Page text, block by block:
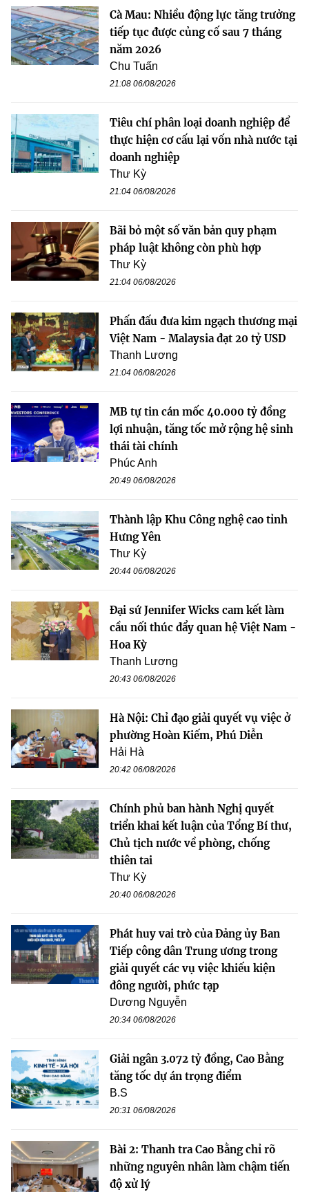
Cà Mau: Nhiều động lực tăng trưởng
tiếp tục được củng cố sau 7 tháng
năm 2026
Chu Tuấn
21:08 06/08/2026
Tiêu chí phân loại doanh nghiệp để
thực hiện cơ cấu lại vốn nhà nước tại
doanh nghiệp
Thư Kỳ
21:04 06/08/2026
Bãi bỏ một số văn bản quy phạm
pháp luật không còn phù hợp
Thư Kỳ
21:04 06/08/2026
Phấn đấu đưa kim ngạch thương mại
Việt Nam - Malaysia đạt 20 tỷ USD
Thanh Lương
21:04 06/08/2026
MB tự tin cán mốc 40.000 tỷ đồng
lợi nhuận, tăng tốc mở rộng hệ sinh
thái tài chính
Phúc Anh
20:49 06/08/2026
Thành lập Khu Công nghệ cao tỉnh
Hưng Yên
Thư Kỳ
20:44 06/08/2026
Đại sứ Jennifer Wicks cam kết làm
cầu nối thúc đẩy quan hệ Việt Nam -
Hoa Kỳ
Thanh Lương
20:43 06/08/2026
Hà Nội: Chỉ đạo giải quyết vụ việc ở
phường Hoàn Kiếm, Phú Diễn
Hải Hà
20:42 06/08/2026
Chính phủ ban hành Nghị quyết
triển khai kết luận của Tổng Bí thư,
Chủ tịch nước về phòng, chống
thiên tai
Thư Kỳ
20:40 06/08/2026
Phát huy vai trò của Đảng ủy Ban
Tiếp công dân Trung ương trong
giải quyết các vụ việc khiếu kiện
đông người, phức tạp
Dương Nguyễn
20:34 06/08/2026
Giải ngân 3.072 tỷ đồng, Cao Bằng
tăng tốc dự án trọng điểm
B.S
20:31 06/08/2026
Bài 2: Thanh tra Cao Bằng chỉ rõ
những nguyên nhân làm chậm tiến
độ xử lý